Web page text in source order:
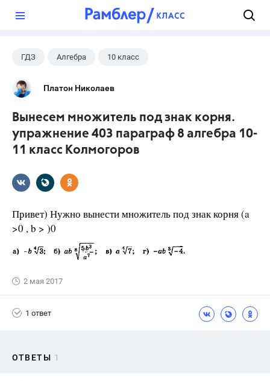
ГДЗ Алгебра 10 класс
11 класс
Платон Николаев
Вынесем множитель под знак корня.
упражнение 403 параграф 8 алгебра 10-
11 класс Колмогоров
Привет) Нужно вынести множитель под знак корня (a
>0 , b > )0
2 мая 2017
1 ответ
ОТВЕТЫ 1